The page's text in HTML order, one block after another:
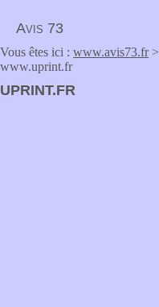
Avis 73
Vous êtes ici : www.avis73.fr>
www.uprint.fr
UPRINT.FR